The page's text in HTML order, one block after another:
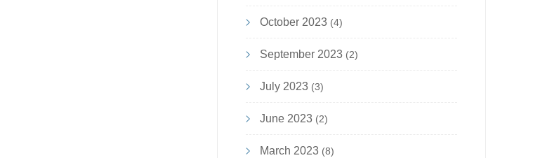
October 2023(4)
September 2023(2)
July 2023(3)
June 2023(2)
March 2023(8)